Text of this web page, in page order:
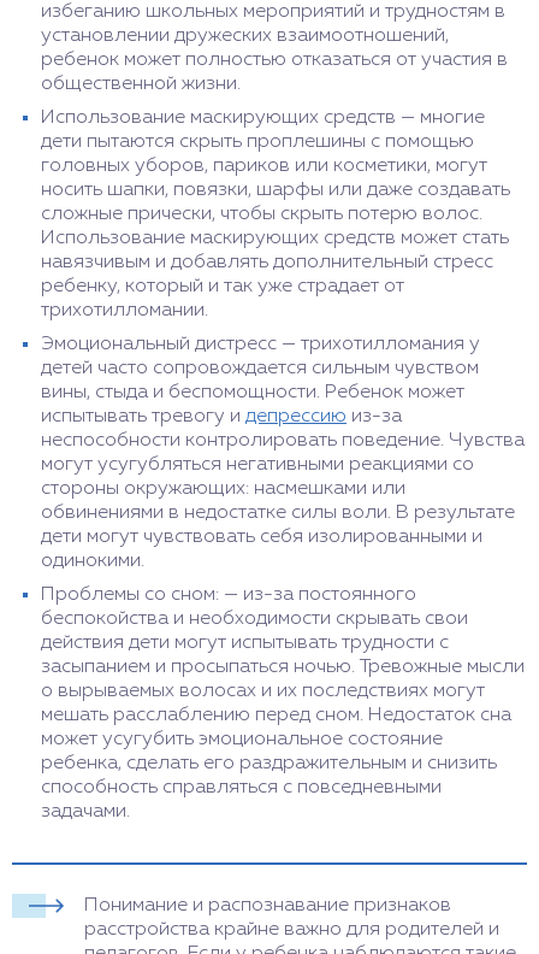
избеганию школьных мероприятий и трудностям в
установлении дружеских взаимоотношений,
ребенок может полностью отказаться от участия в
общественной жизни.
Использование маскирующих средств — многие
дети пытаются скрыть проплешины с помощью
головных уборов, париков или косметики, могут
носить шапки, повязки, шарфы или даже создавать
сложные прически, чтобы скрыть потерю волос.
Использование маскирующих средств может стать
навязчивым и добавлять дополнительный стресс
ребенку, который и так уже страдает от
трихотилломании.
Эмоциональный дистресс — трихотилломания у
детей часто сопровождается сильным чувством
вины, стыда и беспомощности. Ребенок может
испытывать тревогу и депрессию из-за
неспособности контролировать поведение. Чувства
могут усугубляться негативными реакциями со
стороны окружающих: насмешками или
обвинениями в недостатке силы воли. В результате
дети могут чувствовать себя изолированными и
одинокими.
Проблемы со сном: — из-за постоянного
беспокойства и необходимости скрывать свои
действия дети могут испытывать трудности с
засыпанием и просыпаться ночью. Тревожные мысли
о вырываемых волосах и их последствиях могут
мешать расслаблению перед сном. Недостаток сна
может усугубить эмоциональное состояние
ребенка, сделать его раздражительным и снизить
способность справляться с повседневными
задачами.
Понимание и распознавание признаков
расстройства крайне важно для родителей и